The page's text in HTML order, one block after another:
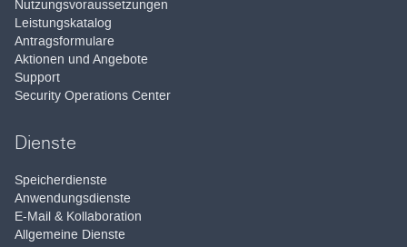
Nutzungsvoraussetzungen
Leistungskatalog
Antragsformulare
Aktionen und Angebote
Support
Security Operations Center
Dienste
Speicherdienste
Anwendungsdienste
E-Mail & Kollaboration
Allgemeine Dienste